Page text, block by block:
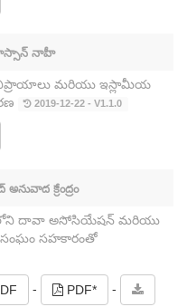
నాహీ
మరియు ఇస్లామీయ
2019-12-22 - V1.1.0
క్రేంద్రం
లోని దావా అసోసియేషన్ మరియు
సహకారంతో
- PDF* -